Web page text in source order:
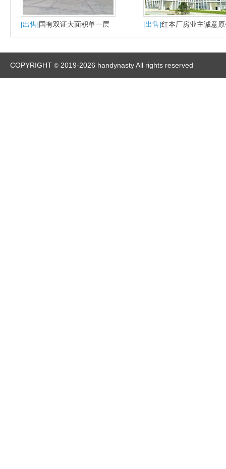
[出售]国有双证大面积单一层
砖墙到顶厂房出售独门独院
m1用地
[出售]红本厂房业主诚意
出售注意看介绍有意请致
COPYRIGHT © 2019-2026 handynasty All rights reserved